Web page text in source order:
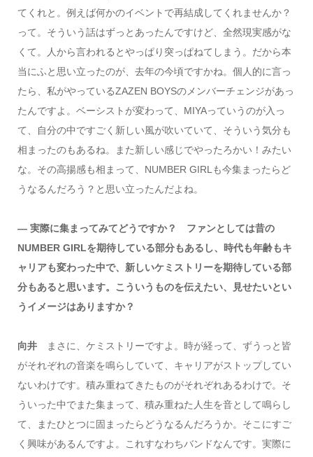
てくれと。例えば何かのイベントで再結成してくれませんか？
って。そういう話はずっとあったんですけど、全然現実感がな
くて。人から言われるとやっぱり突っぱねてしまう。だから本
当にふと思い立ったのが、去年の今頃ですかね。個人的に言っ
たら、私がやっているZAZEN BOYSのメンバーチェンジがあっ
たんですよ。ベーシストが変わって、MIYAっていうのが入っ
て、自分の中ですごく新しい風が吹いていて、そういう気分も
相まったのもあるね。また新しい感じでやったろかい！みたい
な。その高揚感も相まって、NUMBER GIRLも今集まったらど
うなるんだろう？と思い立ったんだよね。
― 実際に集まってみてどうですか？ ファンとしては昔の
NUMBER GIRLを期待している部分もあるし、時代も年齢もキ
ャリアも変わった中で、新しいケミストリーを期待している部
分もあると思います。こういうものを伝えたい、見せたいとい
うイメージはありますか？
向井
まさに、ケミストリーですよ。時が経って、ずうっと皆
がそれぞれの音楽を鳴らしていて、キャリアがストップしてい
ないわけです。積み重ねてきたものがそれぞれあるわけで。そ
ういった中でまた集まって、積み重ねた人生を音として鳴らし
て、またひとつに固まったらどうなるんだろうか。そこにすご
く興味があるんですよ。これすなわちバンドなんです。実際に